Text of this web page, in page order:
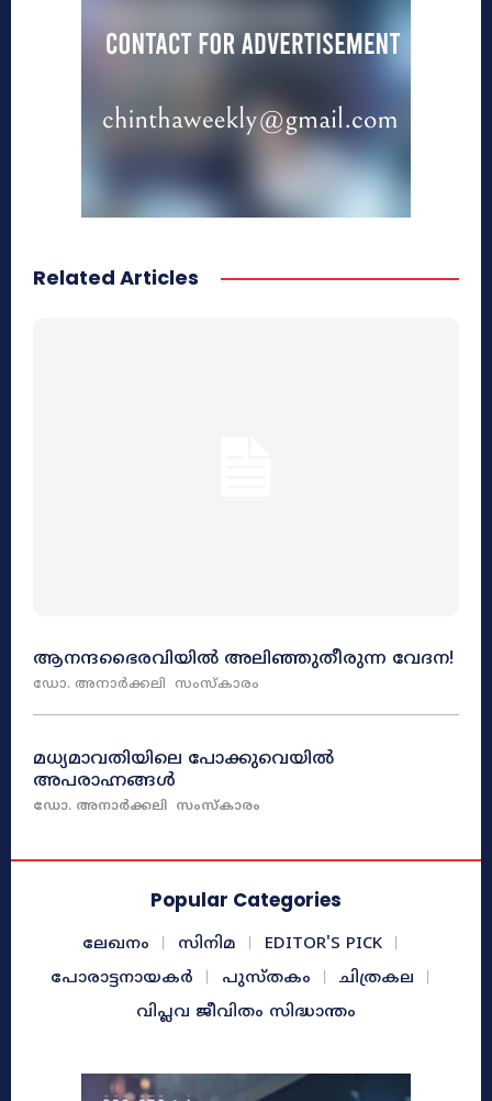
Related Articles
ആനന്ദഭൈരവിയിൽ അലിഞ്ഞുതീരുന്ന വേദന!
ഡോ. അനാർക്കലി സംസ്‌കാരം
മധ്യമാവതിയിലെ പോക്കുവെയിൽ
അപരാഹ്നങ്ങൾ
ഡോ. അനാർക്കലി സംസ്‌കാരം
Popular Categories
ലേഖനം സിനിമ
EDITOR'S PICK
പോരാട്ടനായകർ
പുസ്തകം
ചിത്രകല
വിപ്ലവ ജീവിതം സിദ്ധാന്തം